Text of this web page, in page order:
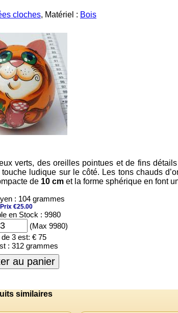
cloches, Matériel : Bois
verts, des oreilles pointues et de fins
ludique sur le côté. Les tons chauds
de 10 cm et la forme sphérique en font
: 104 grammes
Prix €25.00
en Stock : 9980
(Max 9980)
3 est: € 75
: 312 grammes
au panier
similaires